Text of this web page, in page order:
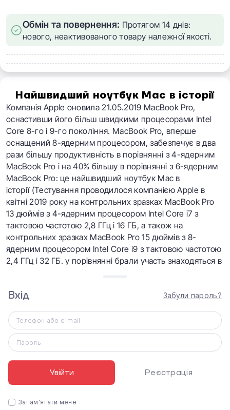
Обмін та повернення: Протягом 14 днів:
нового, неактивованого товару належної якості.
Найшвидший ноутбук Mac в історії
Компанія Apple оновила 21.05.2019 MacBook Pro,
оснастивши його більш швидкими процесорами Intel
Core 8-го і 9-го покоління. MacBook Pro, вперше
оснащений 8-ядерним процесором, забезпечує в два
рази більшу продуктивність в порівнянні з 4-ядерним
MacBook Pro і на 40% більшу в порівнянні з 6-ядерним
MacBook Pro: це найшвидший ноутбук Mac в
історії (Тестування проводилося компанією Apple в
квітні 2019 року на контрольних зразках MacBook Pro
13 дюймів з 4-ядерним процесором Intel Core i7 з
тактовою частотою 2,8 ГГц і 16 ГБ, а також на
контрольних зразках MacBook Pro 15 дюймів з 8-
ядерним процесором Intel Core i9 з тактовою частотою
2,4 ГГц і 32 ГБ. у порівнянні брали участь знаходяться в
також знаходяться в продажу моделі MacBook Pro 15
тактовою частотою 3,1 ГГц; в обох випадках
використовувалося 16 ГБ).
Вхід Забули пароль?
Телефон або e-mail
Пароль
Увійти Реєстрація
Запам'ятати мене